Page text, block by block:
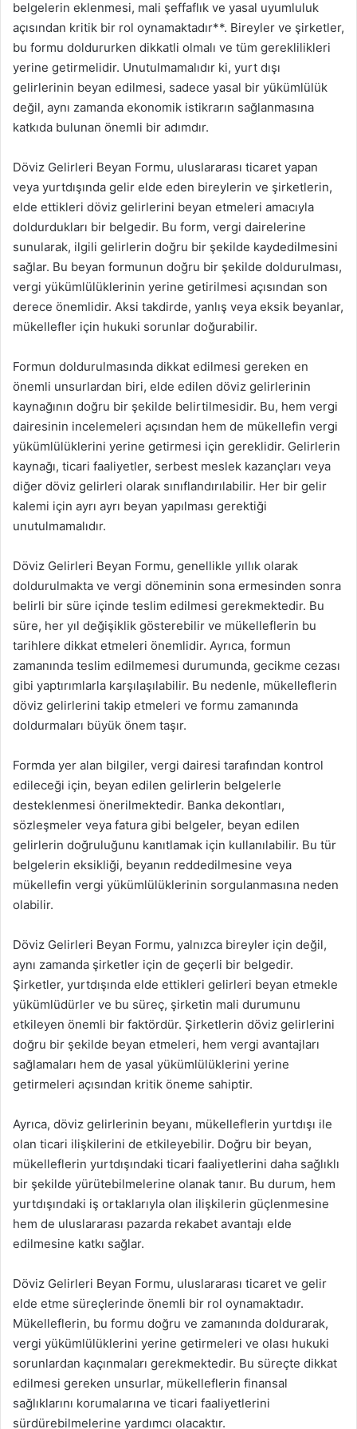
belgelerin eklenmesi, mali şeffaflık ve yasal uyumluluk
açısından kritik bir rol oynamaktadır**. Bireyler ve şirketler,
bu formu doldururken dikkatli olmalı ve tüm gereklilikleri
yerine getirmelidir. Unutulmamalıdır ki, yurt dışı
gelirlerinin beyan edilmesi, sadece yasal bir yükümlülük
değil, aynı zamanda ekonomik istikrarın sağlanmasına
katkıda bulunan önemli bir adımdır.
Döviz Gelirleri Beyan Formu, uluslararası ticaret yapan
veya yurtdışında gelir elde eden bireylerin ve şirketlerin,
elde ettikleri döviz gelirlerini beyan etmeleri amacıyla
doldurdukları bir belgedir. Bu form, vergi dairelerine
sunularak, ilgili gelirlerin doğru bir şekilde kaydedilmesini
sağlar. Bu beyan formunun doğru bir şekilde doldurulması,
vergi yükümlülüklerinin yerine getirilmesi açısından son
derece önemlidir. Aksi takdirde, yanlış veya eksik beyanlar,
mükellefler için hukuki sorunlar doğurabilir.
Formun doldurulmasında dikkat edilmesi gereken en
önemli unsurlardan biri, elde edilen döviz gelirlerinin
kaynağının doğru bir şekilde belirtilmesidir. Bu, hem vergi
dairesinin incelemeleri açısından hem de mükellefin vergi
yükümlülüklerini yerine getirmesi için gereklidir. Gelirlerin
kaynağı, ticari faaliyetler, serbest meslek kazançları veya
diğer döviz gelirleri olarak sınıflandırılabilir. Her bir gelir
kalemi için ayrı ayrı beyan yapılması gerektiği
unutulmamalıdır.
Döviz Gelirleri Beyan Formu, genellikle yıllık olarak
doldurulmakta ve vergi döneminin sona ermesinden sonra
belirli bir süre içinde teslim edilmesi gerekmektedir. Bu
süre, her yıl değişiklik gösterebilir ve mükelleflerin bu
tarihlere dikkat etmeleri önemlidir. Ayrıca, formun
zamanında teslim edilmemesi durumunda, gecikme cezası
gibi yaptırımlarla karşılaşılabilir. Bu nedenle, mükelleflerin
döviz gelirlerini takip etmeleri ve formu zamanında
doldurmaları büyük önem taşır.
Formda yer alan bilgiler, vergi dairesi tarafından kontrol
edileceği için, beyan edilen gelirlerin belgelerle
desteklenmesi önerilmektedir. Banka dekontları,
sözleşmeler veya fatura gibi belgeler, beyan edilen
gelirlerin doğruluğunu kanıtlamak için kullanılabilir. Bu tür
belgelerin eksikliği, beyanın reddedilmesine veya
mükellefin vergi yükümlülüklerinin sorgulanmasına neden
olabilir.
Döviz Gelirleri Beyan Formu, yalnızca bireyler için değil,
aynı zamanda şirketler için de geçerli bir belgedir.
Şirketler, yurtdışında elde ettikleri gelirleri beyan etmekle
yükümlüdürler ve bu süreç, şirketin mali durumunu
etkileyen önemli bir faktördür. Şirketlerin döviz gelirlerini
doğru bir şekilde beyan etmeleri, hem vergi avantajları
sağlamaları hem de yasal yükümlülüklerini yerine
getirmeleri açısından kritik öneme sahiptir.
Ayrıca, döviz gelirlerinin beyanı, mükelleflerin yurtdışı ile
olan ticari ilişkilerini de etkileyebilir. Doğru bir beyan,
mükelleflerin yurtdışındaki ticari faaliyetlerini daha sağlıklı
bir şekilde yürütebilmelerine olanak tanır. Bu durum, hem
yurtdışındaki iş ortaklarıyla olan ilişkilerin güçlenmesine
hem de uluslararası pazarda rekabet avantajı elde
edilmesine katkı sağlar.
Döviz Gelirleri Beyan Formu, uluslararası ticaret ve gelir
elde etme süreçlerinde önemli bir rol oynamaktadır.
Mükelleflerin, bu formu doğru ve zamanında doldurarak,
vergi yükümlülüklerini yerine getirmeleri ve olası hukuki
sorunlardan kaçınmaları gerekmektedir. Bu süreçte dikkat
edilmesi gereken unsurlar, mükelleflerin finansal
sağlıklarını korumalarına ve ticari faaliyetlerini
sürdürebilmelerine yardımcı olacaktır.